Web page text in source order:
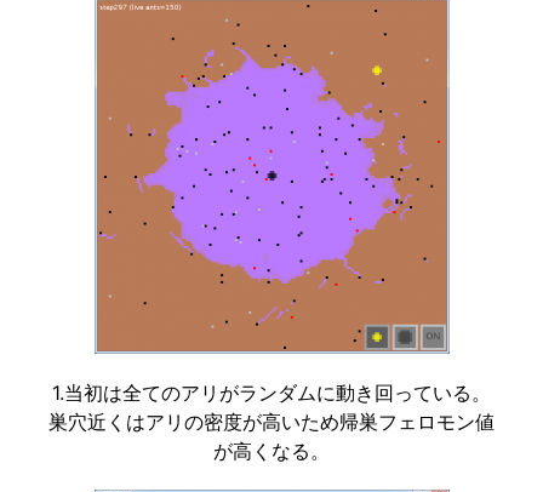
1.当初は全てのアリがランダムに動き回っている。
巣穴近くはアリの密度が高いため帰巣フェロモン値
が高くなる。